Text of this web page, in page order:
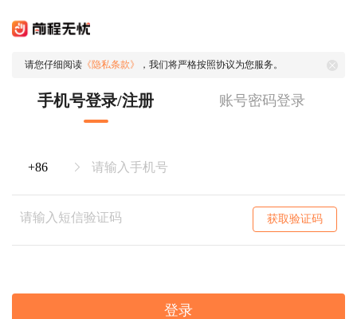
请您仔细阅读 《隐私条款》 ，我们将严格按照协议为您服务。
手机号登录/注册 账号密码登录
获取验证码
登录